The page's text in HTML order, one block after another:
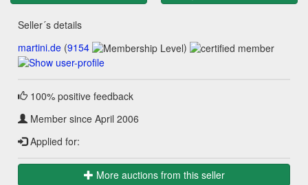
Seller´s details
martini.de (9154 )
100% positive feedback
Member since April 2006
Applied for:
More auctions from this seller